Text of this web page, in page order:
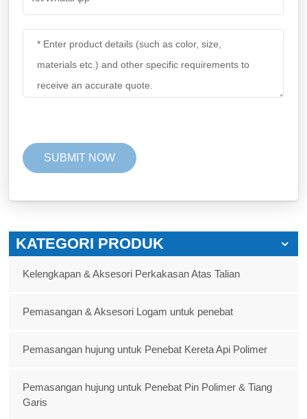
KATEGORI PRODUK
Kelengkapan & Aksesori Perkakasan Atas Talian
Pemasangan & Aksesori Logam untuk penebat
Pemasangan hujung untuk Penebat Kereta Api Polimer
Pemasangan hujung untuk Penebat Pin Polimer & Tiang
Garis